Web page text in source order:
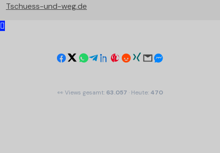
Tschuess-und-weg.de
👀 Views gesamt: 63.057 · Heute: 470